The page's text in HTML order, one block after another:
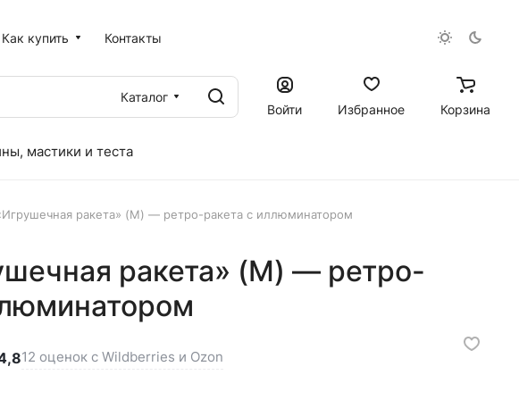
Как купить Контакты
Каталог
Войти
Избранное Корзина
мастики и теста
ракета» (M) — ретро-ракета с иллюминатором
ракета» (M) — ретро-
12 оценок с Wildberries и Ozon